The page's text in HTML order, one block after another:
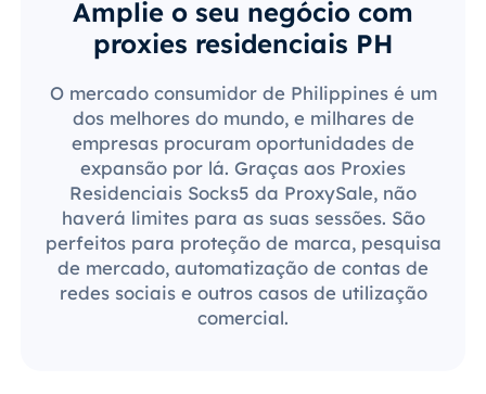
Amplie o seu negócio com
proxies residenciais PH
O mercado consumidor de Philippines é um
dos melhores do mundo, e milhares de
empresas procuram oportunidades de
expansão por lá. Graças aos Proxies
Residenciais Socks5 da ProxySale, não
haverá limites para as suas sessões. São
perfeitos para proteção de marca, pesquisa
de mercado, automatização de contas de
redes sociais e outros casos de utilização
comercial.